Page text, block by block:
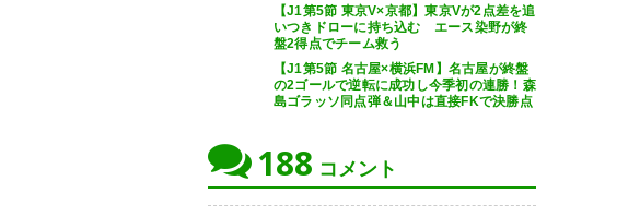
— ☆ゆづこ☆ (yuko_82ers)
2020, 7月 18
#consadole #仙台対札幌 #リ
モートマッチ しかし、両GKのス
【J1第5節 東京V×京都】東京Vが2点差を追
いつきドローに持ち込む エース染野が終
盤2得点でチーム救う
【J1第5節 名古屋×横浜FM】名古屋が終盤
の2ゴールで逆転に成功し今季初の連勝！森
島ゴラッソ同点弾＆山中は直接FKで決勝点
188 コメント